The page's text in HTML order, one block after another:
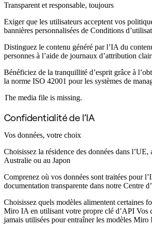
Formations Reforge
Centre d’assistance
Évènements
Communauté
Blog
Partenaires et services
Services professionnels Miro
Partenaires de solutions
Tarifs
Transparent et responsable, toujours
Exiger que les utilisateurs acceptent vos
bannières personnalisées de Conditions
Distinguez le contenu généré par l’IA du
personnes à l’aide de journaux d’attribution
Bénéficiez de la tranquillité d’esprit grâce à
la norme ISO 42001 pour les systèmes de
The media file is missing.
Confidentialité de l’IA
Vos données, votre choix
Choisissez la résidence des données dans l’UE,
Australie ou au Japon
Comprenez où vos données sont traitées pour
documentation transparente dans notre Centre
Choisissez quels modèles alimentent certaines
Miro IA en utilisant votre propre clé d’API Vos
jamais utilisées pour entraîner les modèles Miro